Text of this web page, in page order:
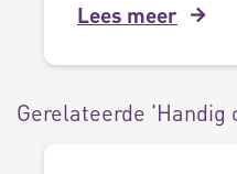
Lees meer
Gerelateerde 'Handig